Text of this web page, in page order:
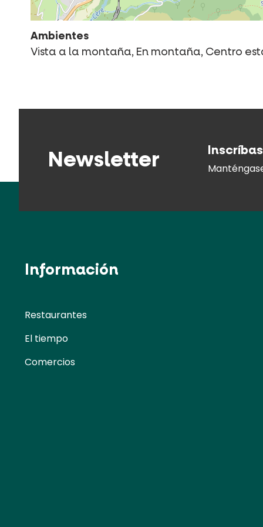
Ambientes
Vista a la montaña, En montaña, Centro
Newsletter
Información
Restaurantes
El tiempo
Comercios